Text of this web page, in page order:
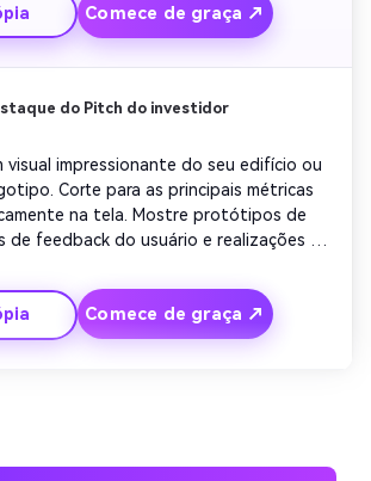
otimista sobre as metas futuras e o
da marca.
Comece de graça ↗
do Pitch do investidor
visual impressionante do seu edifício ou
Corte para as principais métricas
na tela. Mostre protótipos de
de feedback do usuário e realizações
Mantenha um tom profissional
com sobreposição de declaração
confiante para deixar uma forte
Comece de graça ↗